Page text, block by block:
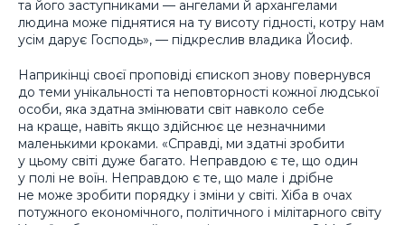
та його заступниками — ангелами й архангелами
людина може піднятися на ту висоту гідності, котру нам
усім дарує Господь», — підкреслив владика Йосиф.
Наприкінці своєї проповіді єпископ знову повернувся
до теми унікальності та неповторності кожної людської
особи, яка здатна змінювати світ навколо себе
на краще, навіть якщо здійснює це незначними
маленькими кроками. «Справді, ми здатні зробити
у цьому світі дуже багато. Неправдою є те, що один
у полі не воїн. Неправдою є те, що мале і дрібне
не може зробити порядку і зміни у світі. Хіба в очах
потужного економічного, політичного і мілітарного світу